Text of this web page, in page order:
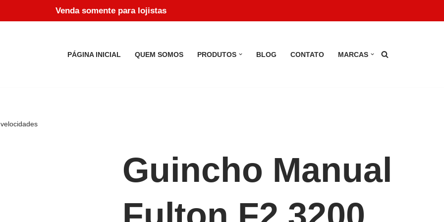
Venda somente para lojistas
PÁGINA INICIAL QUEM SOMOS PRODUTOS BLOG CONTATO MARCAS
Guincho Manual